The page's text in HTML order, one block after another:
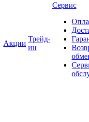
Акции
Трейд-
ин
Сервис